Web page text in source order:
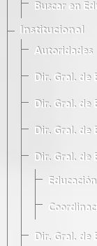
Buscar en
Institucional
Autoridades
Dir. Gral. de
Dir. Gral. de
Dir. Gral. de
Dir. Gral. de
Dir. Gral. de